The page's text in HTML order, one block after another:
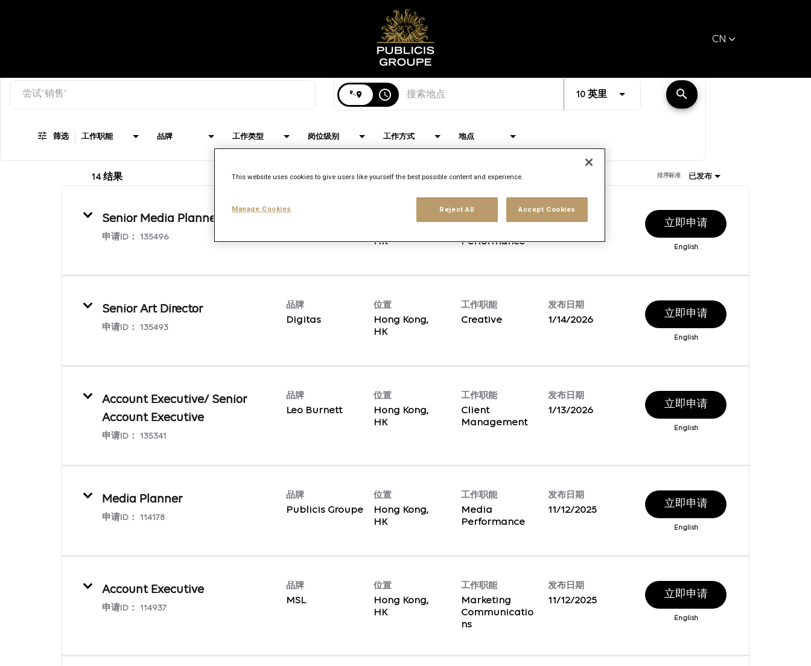
CN
Job Search Page
access_time 10 英里 JOBS.DISTANCEUNITS_SCREENREADER_TEXT
search
筛选 工作职能 品牌 工作类型 岗位级别 工作方式 地点
14 结果 已发布
排序标准
Senior Media Planner
申请ID： 135496
品牌 工作职能
Performance
发布日期
立即申请
English
Senior Art Director
申请ID： 135493
品牌
Digitas
位置
Hong Kong,
工作职能
Creative
发布日期
1/14/2026
立即申请
English
Account Executive/ Senior
Account Executive
申请ID： 135341
品牌
Leo Burnett
位置
Hong Kong,
工作职能
Client
Management
发布日期
1/13/2026
立即申请
English
Media Planner
申请ID： 114178
品牌
Publicis Groupe
位置
Hong Kong,
工作职能
Media
Performance
发布日期
11/12/2025
立即申请
English
Account Executive
申请ID： 114937
品牌
MSL
位置
Hong Kong,
工作职能
Marketing
Communicatio
ns
发布日期
11/12/2025
立即申请
English
This website uses cookies to give users like yourself the best possible content and experience.
Reject All Accept Cookies
Manage Cookies